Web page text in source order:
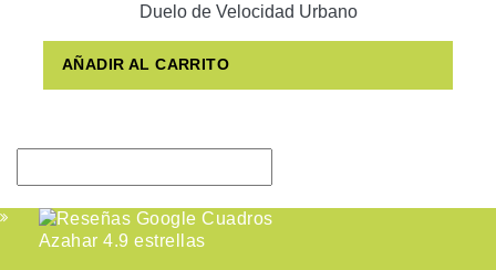
Duelo de Velocidad Urbano
AÑADIR AL CARRITO